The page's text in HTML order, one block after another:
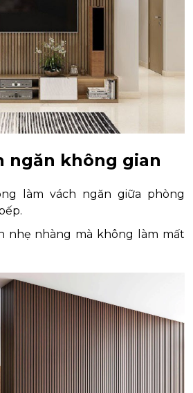
ngăn không gian
làm vách ngăn giữa phòng
nhẹ nhàng mà không làm mất